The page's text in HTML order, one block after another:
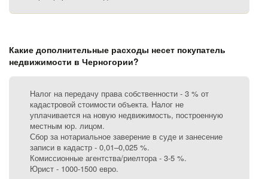
Какие дополнительные расходы несет покупатель
недвижимости в Черногории?
Налог на передачу права собственности - 3 % от
кадастровой стоимости объекта. Налог не
уплачивается на новую недвижимость, построенную
местным юр. лицом.
Сбор за нотариальное заверение в суде и занесение
записи в кадастр - 0,01–0,025 %.
Комиссионные агентства/риелтора - 3-5 %.
Юрист - 1000-1500 евро.